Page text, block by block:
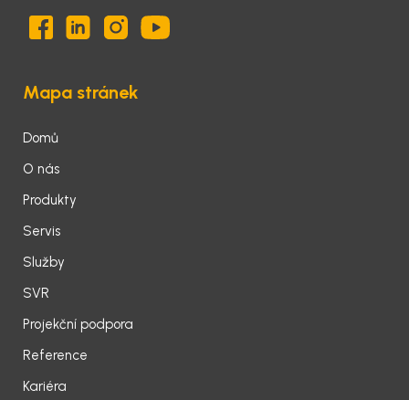
Mapa stránek
Domů
O nás
Produkty
Servis
Služby
SVR
Projekční podpora
Reference
Kariéra